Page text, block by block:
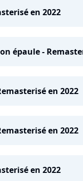
en 2022
épaule -
en 2022
en 2022
en 2022